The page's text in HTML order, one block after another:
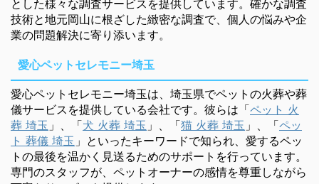
とした様々な調査サービスを提供しています。確かな調査
技術と地元岡山に根ざした緻密な調査で、個人の悩みや企
業の問題解決に寄り添います。
愛心ペットセレモニー埼玉
愛心ペットセレモニー埼玉は、埼玉県でペットの火葬や葬
儀サービスを提供している会社です。彼らは「ペット 火
葬 埼玉 」、「犬 火葬 埼玉 」、「猫 火葬 埼玉 」、「ペッ
ト 葬儀 埼玉 」といったキーワードで知られ、愛するペッ
トの最後を温かく見送るためのサポートを行っています。
専門のスタッフが、ペットオーナーの感情を尊重しながら